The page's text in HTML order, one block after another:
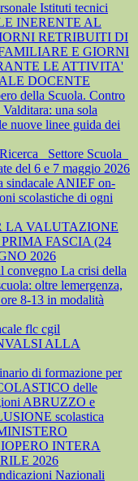
Istituti tecnici
INERENTE AL
RETRIBUITI DI
E GIORNI
LE ATTIVITA'
DOCENTE
della Scuola. Contro
una sola
nuove linee guida dei
Settore Scuola_
del 6 e 7 maggio 2026
sindacale ANIEF on-
scolastiche di ogni
LA VALUTAZIONE
FASCIA (24
2026
convegno La crisi della
oltre lemergenza,
8-13 in modalità
flc cgil
ALLA
di formazione per
delle
ABRUZZO e
scolastica
INTERA
2026
Nazionali